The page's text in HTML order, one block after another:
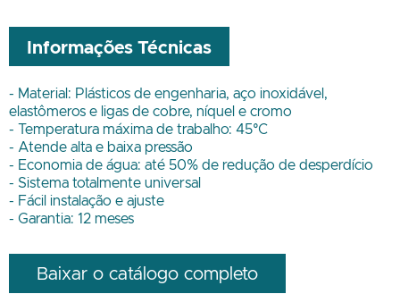
Informações Técnicas
- Material: Plásticos de engenharia, aço inoxidável,
elastômeros e ligas de cobre, níquel e cromo
- Temperatura máxima de trabalho: 45°C
- Atende alta e baixa pressão
- Economia de água: até 50% de redução de desperdício
- Sistema totalmente universal
- Fácil instalação e ajuste
- Garantia: 12 meses
Baixar o catálogo completo